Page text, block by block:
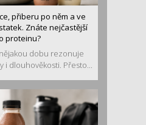
přiberu po něm a ve
Znáte nejčastější
proteinu?
dobu rezonuje
i dlouhověkosti. Přesto...